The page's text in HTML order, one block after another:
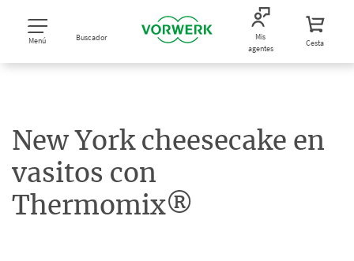
Menú Buscador
Mis
agentes
Cesta
New York cheesecake en
vasitos con
Thermomix®